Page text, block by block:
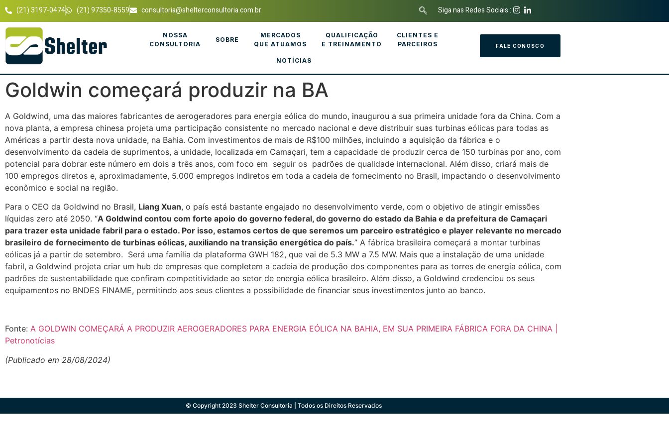
(21) 3197-0474 (21) 97350-8559 consultoria@shelterconsultoria.com.br Siga nas Redes Sociais :
NOSSA
CONSULTORIA
SOBRE
MERCADOS
QUE ATUAMOS
QUALIFICAÇÃO
E TREINAMENTO
CLIENTES E
PARCEIROS
NOTÍCIAS
FALE CONOSCO
Goldwin começará produzir na BA
A Goldwind, uma das maiores fabricantes de aerogeradores para energia eólica do mundo, inaugurou a sua primeira unidade fora da China. Com a
nova planta, a empresa chinesa projeta uma participação consistente no mercado nacional e deve distribuir suas turbinas eólicas para todas as
Américas a partir desta nova unidade, na Bahia. Com investimentos de mais de R$100 milhões, incluindo a aquisição da fábrica e o
desenvolvimento da cadeia de suprimentos, a unidade, localizada em Camaçari, tem a capacidade de produzir cerca de 150 turbinas por ano, com
potencial para dobrar este número em dois a três anos, com foco em seguir os padrões de qualidade internacional. Além disso, criará mais de
100 empregos diretos e, aproximadamente, 5.000 empregos indiretos em toda a cadeia de fornecimento no Brasil, impactando o desenvolvimento
econômico e social na região.
Para o CEO da Goldwind no Brasil, Liang Xuan, o país está bastante engajado no desenvolvimento verde, com o objetivo de atingir emissões
líquidas zero até 2050. “A Goldwind contou com forte apoio do governo federal, do governo do estado da Bahia e da prefeitura de Camaçari
para trazer esta unidade fabril para o estado. Por isso, estamos certos de que seremos um parceiro estratégico e player relevante no mercado
brasileiro de fornecimento de turbinas eólicas, auxiliando na transição energética do país.” A fábrica brasileira começará a montar turbinas
eólicas já a partir de setembro. Será uma família da plataforma GWH 182, que vai de 5.3 MW a 7.5 MW. Mais que a instalação de uma unidade
fabril, a Goldwind projeta criar um hub de empresas que completem a cadeia de produção dos componentes para as torres de energia eólica, com
padrões de sustentabilidade que confiram competitividade ao setor de energia eólica brasileiro. Além disso, a Goldwind credenciou os seus
equipamentos no BNDES FINAME, permitindo aos seus clientes a possibilidade de financiar seus investimentos junto ao banco.
Fonte: A GOLDWIN COMEÇARÁ A PRODUZIR AEROGERADORES PARA ENERGIA EÓLICA NA BAHIA, EM SUA PRIMEIRA FÁBRICA FORA DA CHINA |
Petronotícias
(Publicado em 28/08/2024)
© Copyright 2023 Shelter Consultoria | Todos os Direitos Reservados